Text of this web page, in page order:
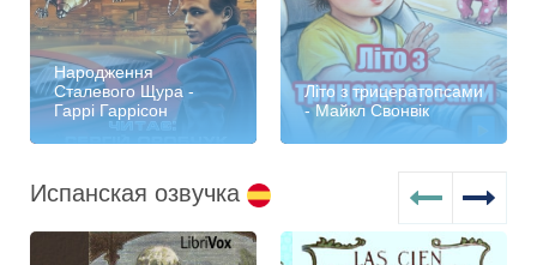
Народження
Сталевого Щура -
Гаррі Гаррісон
Літо з трицератопсами
- Майкл Свонвік
Испанская озвучка